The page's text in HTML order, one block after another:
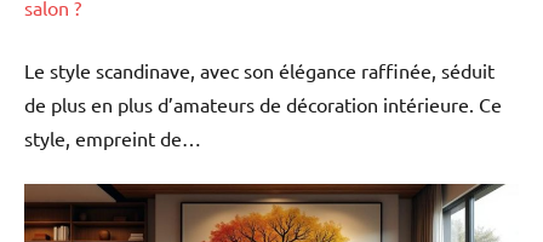
salon ?
Le style scandinave, avec son élégance raffinée, séduit
de plus en plus d’amateurs de décoration intérieure. Ce
style, empreint de…